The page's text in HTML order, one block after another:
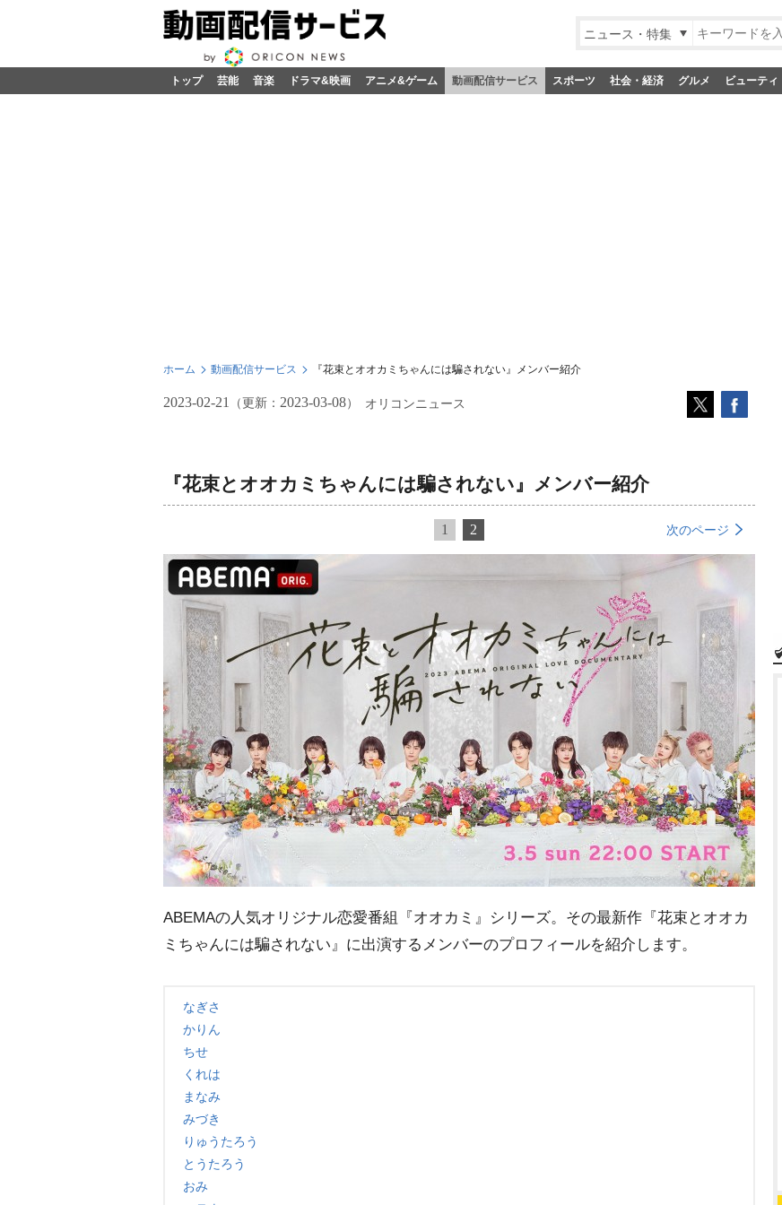
ニュース・特集
トップ 芸能 音楽 ドラマ&映画 アニメ&ゲーム 動画配信サービス スポーツ 社会・経済 グルメ ビューティ
ホーム 動画配信サービス 『花束とオオカミちゃんには騙されない』メンバー紹介
2023-02-21 （更新： 2023-03-08） オリコンニュース
『花束とオオカミちゃんには騙されない』メンバー紹介
1 2 次のページ
ABEMAの人気オリジナル恋愛番組『オオカミ』シリーズ。その最新作『花束とオオカ
ミちゃんには騙されない』に出演するメンバーのプロフィールを紹介します。
なぎさ
かりん
ちせ
くれは
まなみ
みづき
りゅうたろう
とうたろう
おみ